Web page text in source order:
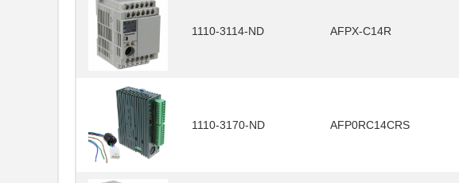
1110-3114-ND AFPX-C14R
1110-3170-ND AFP0RC14CRS